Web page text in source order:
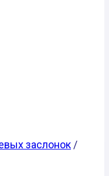
заслонок /